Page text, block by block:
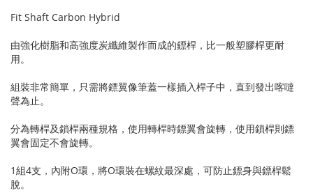
Fit Shaft Carbon Hybrid
由強化樹脂和高強度炭纖維製作而成的鏢桿，比一般塑膠桿更耐
用。
組裝非常簡單，只需將鏢翼像筆蓋一樣插入桿子中，直到發出喀噠
聲為止。
分為轉桿及鎖桿兩種規格，使用轉桿時鏢翼會旋轉，使用鎖桿則鏢
翼會固定不會旋轉。
1組4支，內附O環，將O環裝在螺紋最深處，可防止鏢身與鏢桿鬆
脫。